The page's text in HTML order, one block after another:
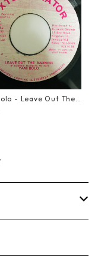
- Leave Out The
【7-10916】